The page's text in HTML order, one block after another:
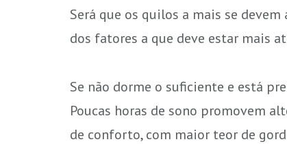
Será que os quilos a mais se
dos fatores a que deve estar mais
Se não dorme o suficiente e está
Poucas horas de sono promovem
de conforto, com maior teor de